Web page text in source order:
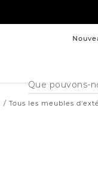
Cataloque
de
Tous les meubles